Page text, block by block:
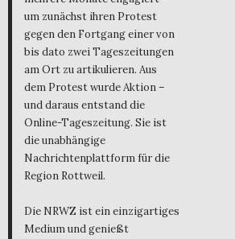
um zunächst ihren Protest
gegen den Fortgang einer von
bis dato zwei Tageszeitungen
am Ort zu artikulieren. Aus
dem Protest wurde Aktion –
und daraus entstand die
Online-Tageszeitung. Sie ist
die unabhängige
Nachrichtenplattform für die
Region Rottweil.
Die NRWZ ist ein einzigartiges
Medium und genießt